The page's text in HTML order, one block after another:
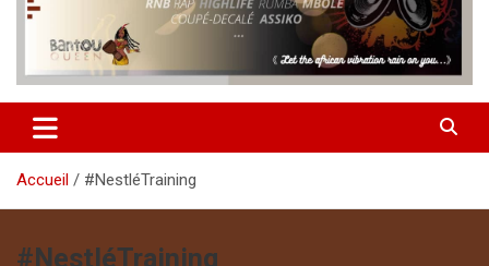
Accueil #NestléTraining
#NestléTraining